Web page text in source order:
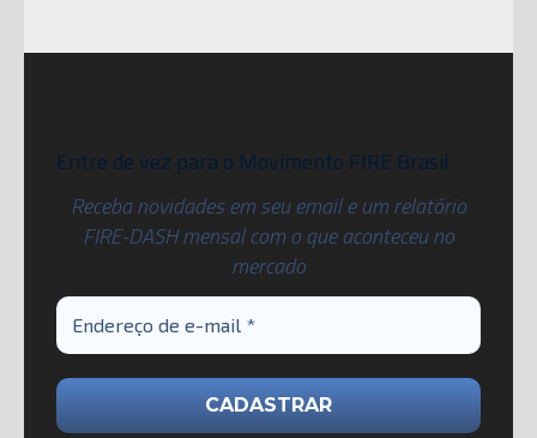
Entre de vez para o Movimento FIRE Brasil
Receba novidades em seu email e um relatório
FIRE-DASH mensal com o que aconteceu no
mercado